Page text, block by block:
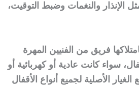
الإنذار والنغمات وضبط التوقيت،
فريق من الفنيين المهرة
سواء كانت عادية أو كهربائية أو
الأصلية لجميع أنواع الأقفال